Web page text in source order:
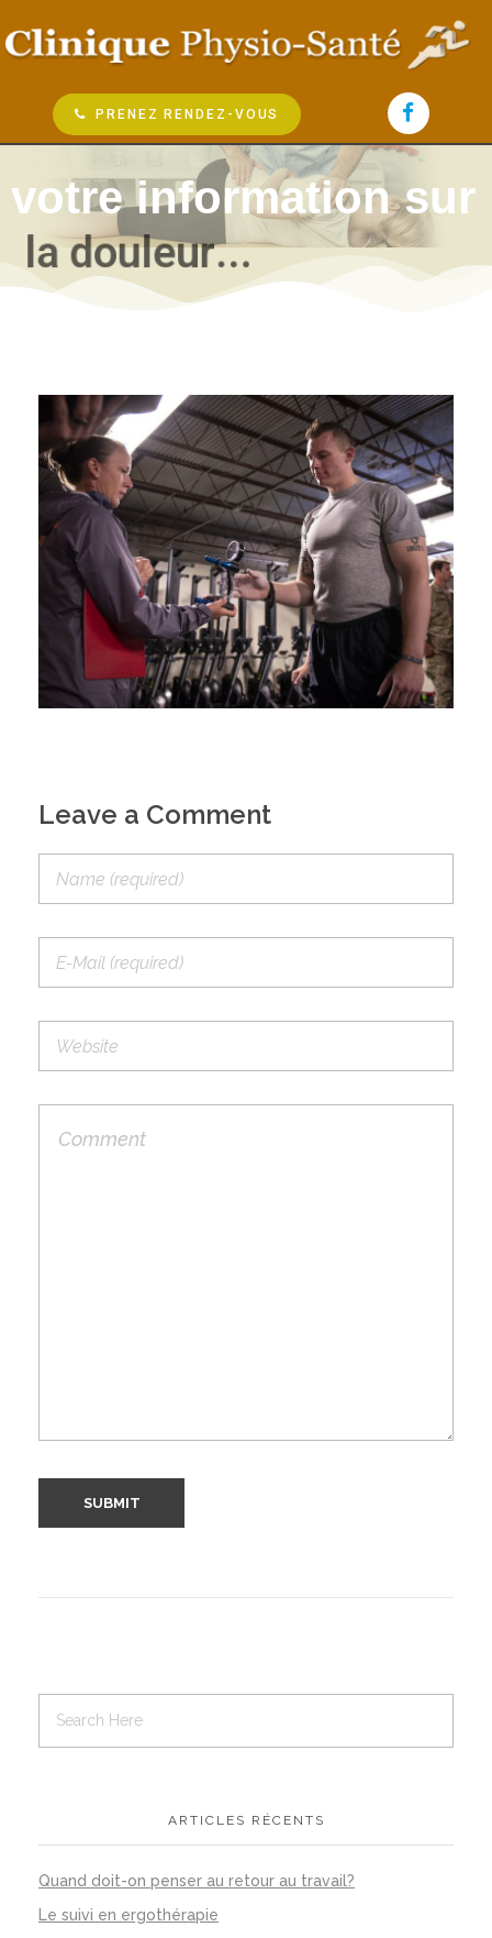
PRENEZ RENDEZ-VOUS
votre information sur
a douleur...
Leave a Comment
ARTICLES RÉCENTS
Quand doit-on penser au retour au travail?
Le suivi en ergothérapie